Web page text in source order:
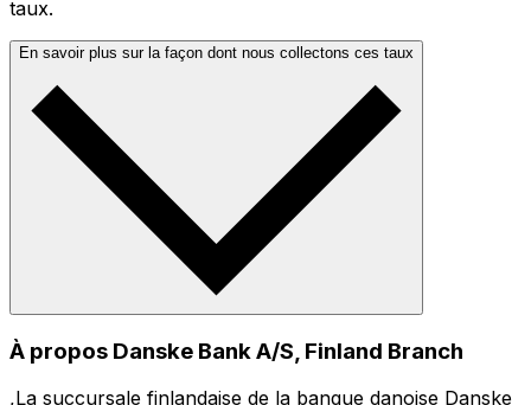
taux.
En savoir plus sur la façon dont nous collectons ces taux
À propos Danske Bank A/S, Finland Branch
,La succursale finlandaise de la banque danoise Danske